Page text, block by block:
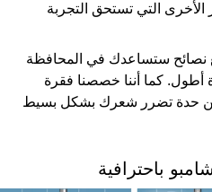
الأخرى التي تستحق التجربة
نصائح ستساعدك في المحافظة
أطول. كما أننا خصصنا فقرة
حدة تضرر شعرك بشكل بسيط
باحترافية